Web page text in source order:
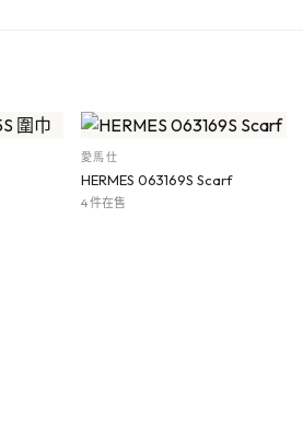
愛馬仕
HERMES 063169S Scarf
4 件在售